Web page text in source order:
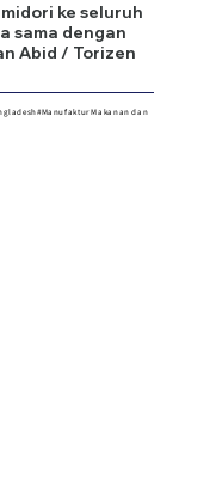
ke seluruh
sama dengan
Abid / Torizen
Makanan dan